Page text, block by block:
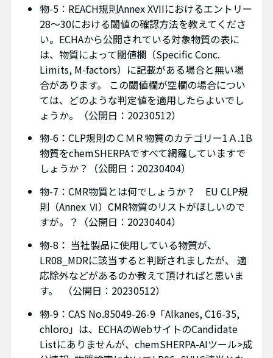
物-5：REACH規則Annex XVIIにおけるエントリー
28～30における閾値の確認方法を教えてくださ
い。ECHAから公開されている対象物質の表に
は、物質によって閾値欄（Specific Conc.
Limits, M-factors）に記載がある場合と無い場
合があります。 この閾値欄が空欄の場合につい
ては、どのような判定値を適用したらよいでし
ょうか。（公開日：20230512）
物-6：CLP規則のＣＭＲ物質のカテゴリー1Ａ.1B
物質をchemSHERPAですべて網羅していますで
しょうか？（公開日：20230404）
物-7：CMR物質とは何でしょうか？ EU CLP規
則（Annex Ⅵ）CMR物質のリストがほしいので
すが。？（公開日：20230404）
物-8： 当社製品に使用している物質が、
LR08_MDRに該当すると判断されましたが、 適
応除外などがあるのか教えて頂ければと思いま
す。 （公開日：20230512）
物-9：CAS No.85049-26-9「Alkanes, C16-35,
chloro」は、ECHAのWebサイトのCandidate
Listにありませんが、chemSHERPA-AIツール>成